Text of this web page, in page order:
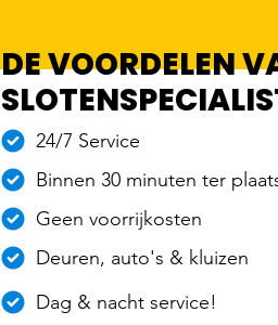
DE VOORDELEN
24/7 Service
Binnen 30 minuten ter
Geen voorrijkosten
Deuren, auto's & kluizen
Dag & nacht service!